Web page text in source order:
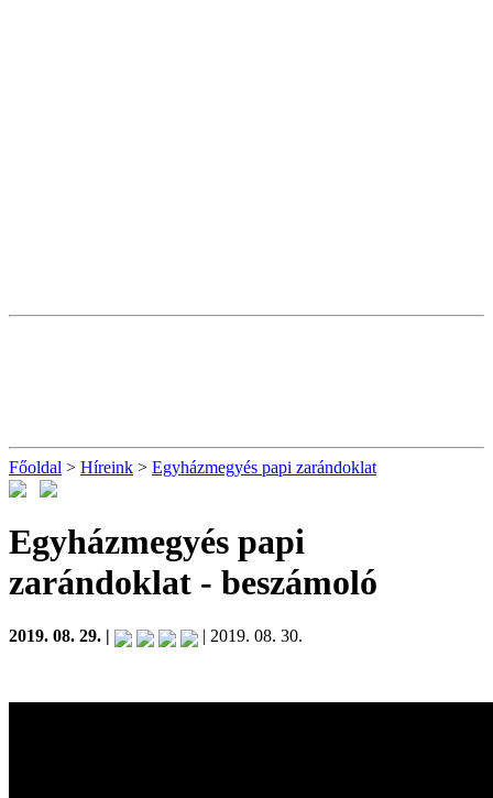
Főoldal > Híreink > Egyházmegyés papi zarándoklat
Egyházmegyés papi
zarándoklat - beszámoló
2019. 08. 29. | | 2019. 08. 30.